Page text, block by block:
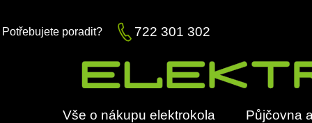
Potřebujete poradit? 722 301 302
Vše o nákupu elektrokola Půjčovna